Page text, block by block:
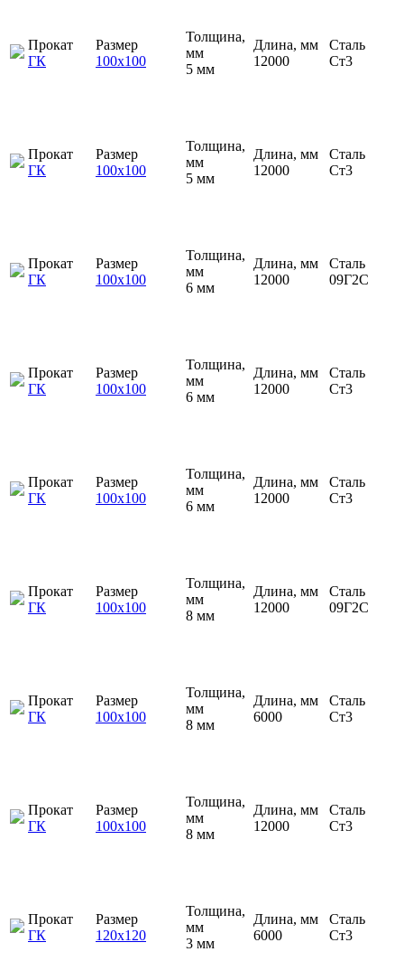
Прокат
ГК
Размер
100х100
Толщина,
мм
5 мм
Длина, мм
12000
Сталь
Ст3
Прокат
ГК
Размер
100х100
Толщина,
мм
5 мм
Длина, мм
12000
Сталь
Ст3
Прокат
ГК
Размер
100х100
Толщина,
мм
6 мм
Длина, мм
12000
Сталь
09Г2С
Прокат
ГК
Размер
100х100
Толщина,
мм
6 мм
Длина, мм
12000
Сталь
Ст3
Прокат
ГК
Размер
100х100
Толщина,
мм
6 мм
Длина, мм
12000
Сталь
Ст3
Прокат
ГК
Размер
100х100
Толщина,
мм
8 мм
Длина, мм
12000
Сталь
09Г2С
Прокат
ГК
Размер
100х100
Толщина,
мм
8 мм
Длина, мм
6000
Сталь
Ст3
Прокат
ГК
Размер
100х100
Толщина,
мм
8 мм
Длина, мм
12000
Сталь
Ст3
Прокат
ГК
Размер
120х120
Толщина,
мм
3 мм
Длина, мм
6000
Сталь
Ст3